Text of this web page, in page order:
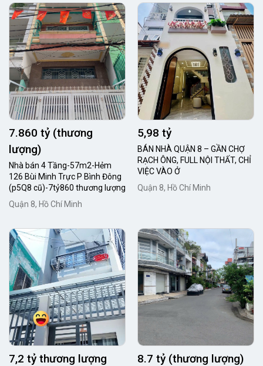
7.860 tỷ (thương
lượng)
Nhà bán 4 Tầng-57m2-Hẻm
126 Bùi Minh Trực P Bình Đông
(p5Q8 cũ)-7tỷ860 thương lượng
Quận 8, Hồ Chí Minh
5,98 tỷ
BÁN NHÀ QUẬN 8 – GẦN CHỢ
RẠCH ÔNG, FULL NỘI THẤT, CHỈ
VIỆC VÀO Ở
Quận 8, Hồ Chí Minh
7,2 tỷ thương lượng 8.7 tỷ (thương lượng)